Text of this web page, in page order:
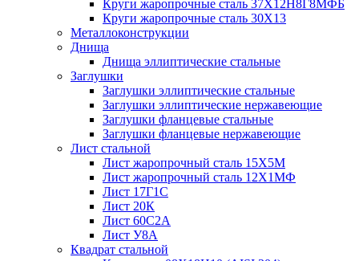
Круги жаропрочные сталь 37Х12Н8Г8МФБ
Круги жаропрочные сталь 30Х13
Металлоконструкции
Днища
Днища эллиптические стальные
Заглушки
Заглушки эллиптические стальные
Заглушки эллиптические нержавеющие
Заглушки фланцевые стальные
Заглушки фланцевые нержавеющие
Лист стальной
Лист жаропрочный сталь 15Х5М
Лист жаропрочный сталь 12Х1МФ
Лист 17Г1С
Лист 20К
Лист 60С2А
Лист У8А
Квадрат стальной